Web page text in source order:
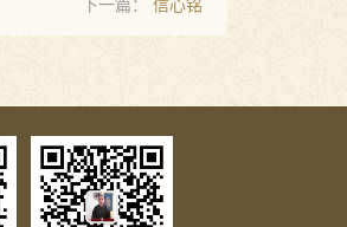
下一篇： 信心铭